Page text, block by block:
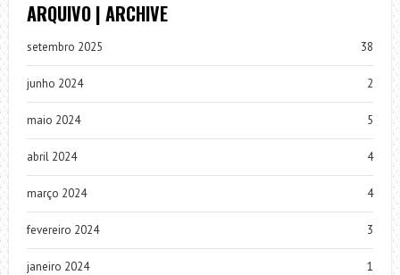
ARQUIVO | ARCHIVE
setembro 2025 38
junho 2024 2
maio 2024 5
abril 2024 4
março 2024 4
fevereiro 2024 3
janeiro 2024 1